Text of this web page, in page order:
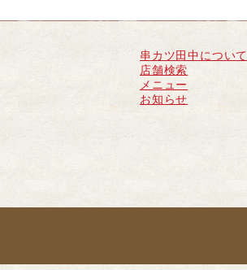
串カツ田中について
店舗検索
メニュー
お知らせ